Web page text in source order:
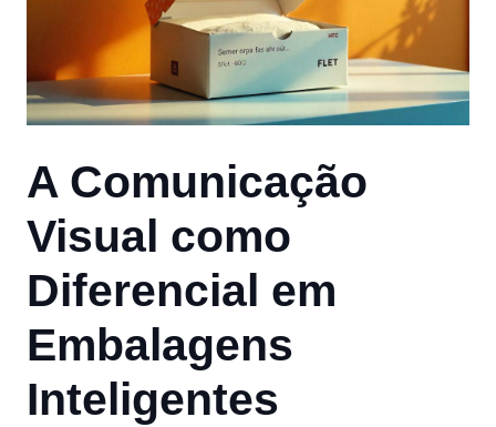
A Comunicação
Visual como
Diferencial em
Embalagens
Inteligentes